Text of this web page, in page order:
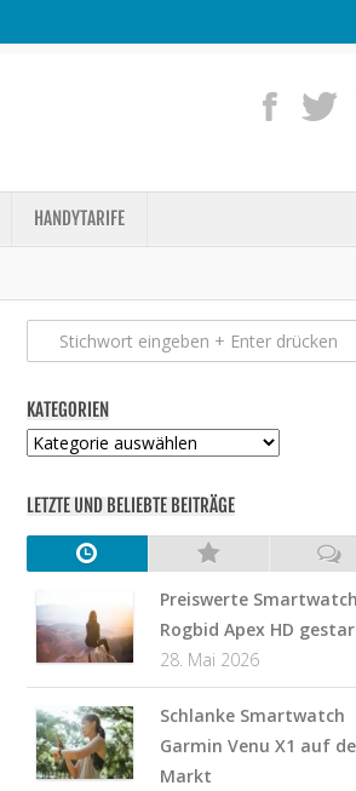
HANDYTARIFE
KATEGORIEN
Kategorien
LETZTE UND BELIEBTE BEITRÄGE
Preiswerte Smartwatch
Rogbid Apex HD
28. Mai 2026
Schlanke Smartwatch
Garmin Venu X1 auf
Markt